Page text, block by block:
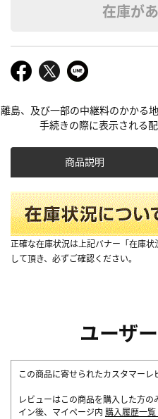
在庫が
離島、及び一部の中継料のかかる
手続きの際に表示される
商品説明
正確な在庫状況は上記バナー「在庫
して頂き、必ずご確認ください。
ユーザ
この商品に寄せられたカスタマーレ
レビューはこの商品を購入した方
イン後、マイページ内 購入履歴一覧